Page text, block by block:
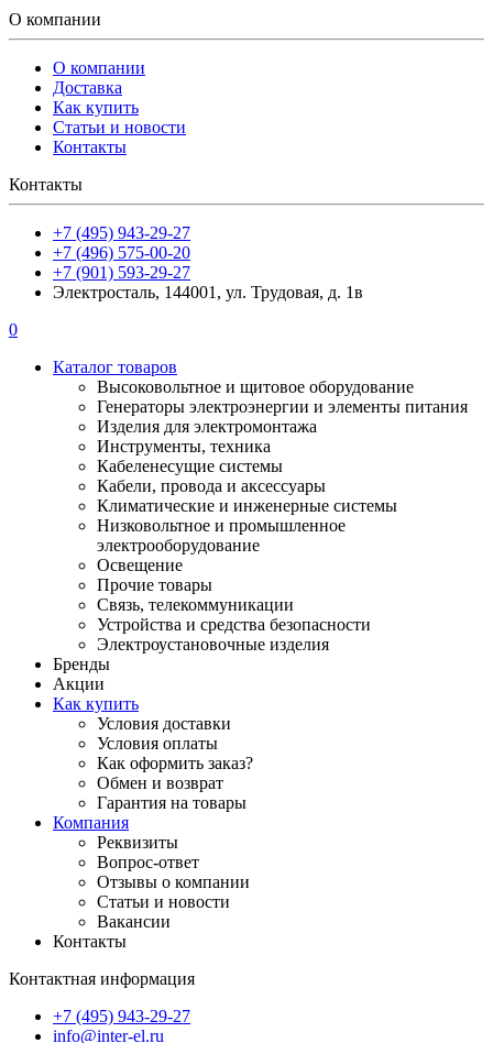
О компании
О компании
Доставка
Как купить
Статьи и новости
Контакты
Контакты
+7 (495) 943-29-27
+7 (496) 575-00-20
+7 (901) 593-29-27
Электросталь, 144001, ул. Трудовая, д. 1в
0
Каталог товаров
Высоковольтное и щитовое оборудование
Генераторы электроэнергии и элементы питания
Изделия для электромонтажа
Инструменты, техника
Кабеленесущие системы
Кабели, провода и аксессуары
Климатические и инженерные системы
Низковольтное и промышленное
электрооборудование
Освещение
Прочие товары
Связь, телекоммуникации
Устройства и средства безопасности
Электроустановочные изделия
Бренды
Акции
Как купить
Условия доставки
Условия оплаты
Как оформить заказ?
Обмен и возврат
Гарантия на товары
Компания
Реквизиты
Вопрос-ответ
Отзывы о компании
Статьи и новости
Вакансии
Контакты
Контактная информация
+7 (495) 943-29-27
info@inter-el.ru